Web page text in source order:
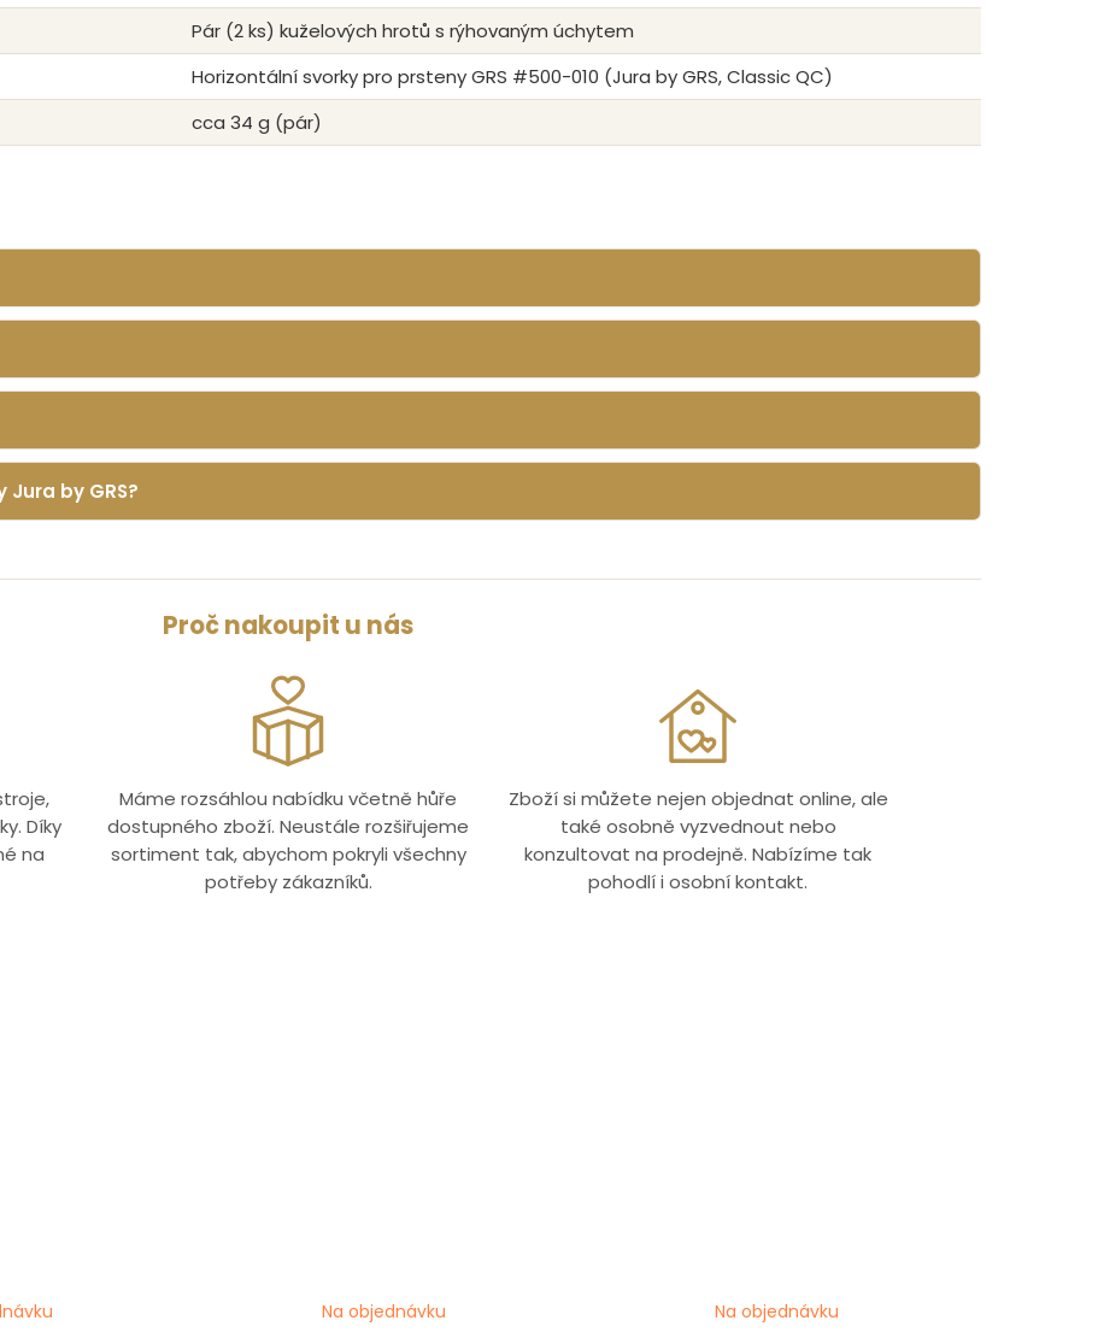
Pár (2 ks) kuželových hrotů s rýhovaným úchytem
Horizontální svorky pro prsteny GRS #500-010 (Jura by GRS, Classic QC)
cca 34 g (pár)
by GRS?
Proč nakoupit u nás
Díky
na
Máme rozsáhlou nabídku včetně hůře
dostupného zboží. Neustále rozšiřujeme
sortiment tak, abychom pokryli všechny
potřeby zákazníků.
Zboží si můžete nejen objednat online, ale
také osobně vyzvednout nebo
konzultovat na prodejně. Nabízíme tak
pohodlí i osobní kontakt.
Na objednávku Na objednávku